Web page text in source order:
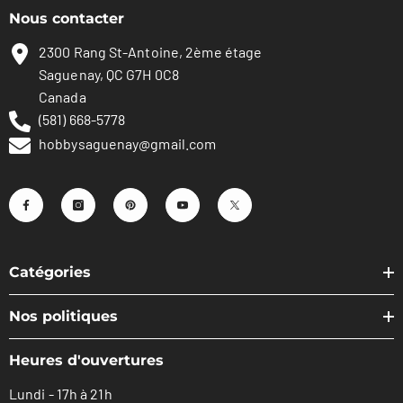
Nous contacter
2300 Rang St-Antoine, 2ème étage
Saguenay, QC G7H 0C8
Canada
(581) 668-5778
hobbysaguenay@gmail.com
Catégories
Nos politiques
Heures d'ouvertures
Lundi - 17h à 21h